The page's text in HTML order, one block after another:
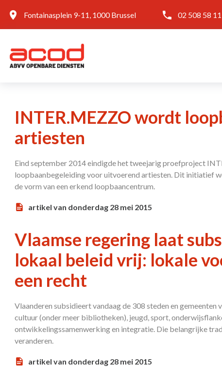
Fontainasplein 9-11, 1000 Brussel 02 508 58 11
INTER.MEZZO wordt
artiesten
Eind september 2014 eindigde het tweejarig proefproject
loopbaanbegeleiding voor uitvoerend artiesten. Dit initiatief
de vorm van een erkend loopbaancentrum.
artikel van donderdag 28 mei 2015
Vlaamse regering laat
lokaal beleid vrij: lokale
een recht
Vlaanderen subsidieert vandaag de 308 steden en gemeenten
cultuur (onder meer bibliotheken), jeugd, sport,
ontwikkelingssamenwerking en integratie. Die belangrijke
veranderen.
artikel van donderdag 28 mei 2015